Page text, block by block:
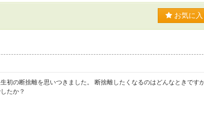
お気に
初の断捨離を思いつきました。 断捨離したくなるのはどんなときです
たか？